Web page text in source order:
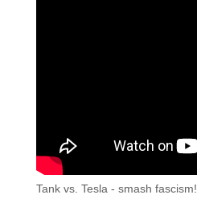
Tank vs. Tesla - smash fascism!